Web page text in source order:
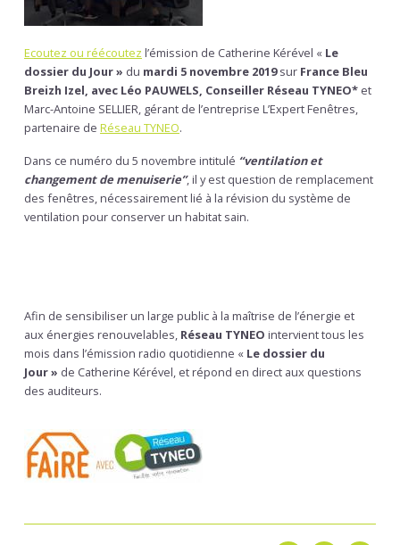
Ecoutez ou réécoutez l’émission de Catherine Kérével « Le
dossier du Jour » du mardi 5 novembre 2019sur France Bleu
Breizh Izel, avec Léo PAUWELS, Conseiller Réseau TYNEO* et
Marc-Antoine SELLIER, gérant de l’entreprise L’Expert Fenêtres,
partenaire de Réseau TYNEO.
Dans ce numéro du 5 novembre intitulé “ventilation et
changement de menuiserie”, il y est question de remplacement
des fenêtres, nécessairement lié à la révision du système de
ventilation pour conserver un habitat sain.
Afin de sensibiliser un large public à la maîtrise de l’énergie et
aux énergies renouvelables, Réseau TYNEO intervient tous les
mois dans l’émission radio quotidienne « Le dossier du
Jour » de Catherine Kérével, et répond en direct aux questions
des auditeurs.